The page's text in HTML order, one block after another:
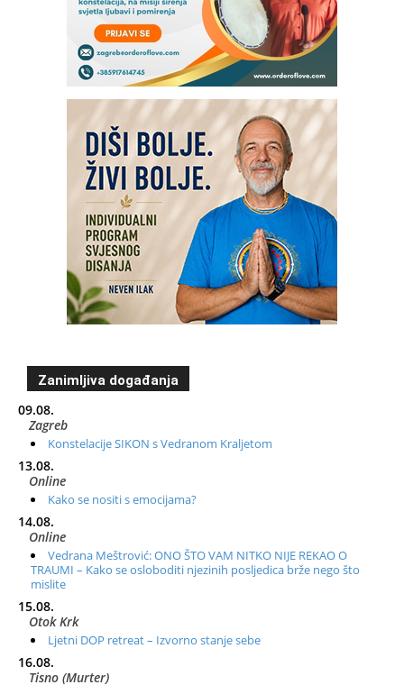
Zanimljiva događanja
09.08.
Zagreb
Konstelacije SIKON s Vedranom Kraljetom
13.08.
Online
Kako se nositi s emocijama?
14.08.
Online
Vedrana Meštrović: ONO ŠTO VAM NITKO NIJE REKAO O
TRAUMI – Kako se osloboditi njezinih posljedica brže nego što
mislite
15.08.
Otok Krk
Ljetni DOP retreat – Izvorno stanje sebe
16.08.
Tisno (Murter)